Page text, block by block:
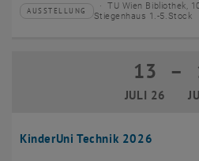
Veranstaltungstyp:
AUSSTELLUNG
Veranstaltungsort:
TU Wien Bibliothek,
Stiegenhaus 1.-5.Stock
KinderUni Technik 2026
13
JULI 26
13
–